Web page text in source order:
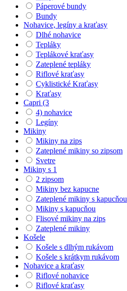
Páperové bundy
Bundy
Nohavice, legíny a kraťasy
Dlhé nohavice
Tepláky
Teplákové kraťasy
Zateplené tepláky
Riflové kraťasy
Cyklistické Kraťasy
Kraťasy
Capri (3
4) nohavice
Legíny
Mikiny
Mikiny na zips
Zateplené mikiny so zipsom
Svetre
Mikiny s 1
2 zipsom
Mikiny bez kapucne
Zateplené mikiny s kapucňou
Mikiny s kapucňou
Flisové mikiny na zips
Zateplené mikiny
Košele
Košele s dlhým rukávom
Košele s krátkym rukávom
Nohavice a kraťasy
Riflové nohavice
Riflové kraťasy